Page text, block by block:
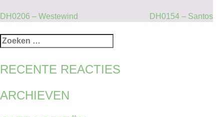
BERICHT
NAVIGATIE
DH0206 – Westewind DH0154 – Santos
Zoeken
naar:
RECENTE REACTIES
ARCHIEVEN